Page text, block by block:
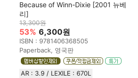
Because of Winn-Dixie [2001 뉴베
리]
13,300원
53% 6,300원
ISBN : 9781406368505
Paperback, 영국판
AR : 3.9 / LEXILE : 670L